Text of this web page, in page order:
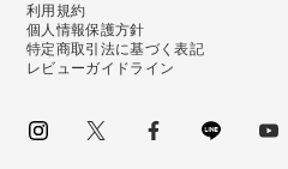
利用規約
個人情報保護方針
特定商取引法に基づく表記
レビューガイドライン